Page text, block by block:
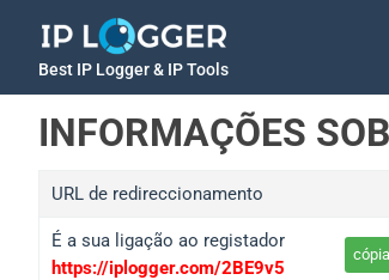
Best IP Logger & IP Tools
INFORMAÇÕES
URL de redireccionamento
É a sua ligação ao registador
https://iplogger.com/2BE9v5
cópia